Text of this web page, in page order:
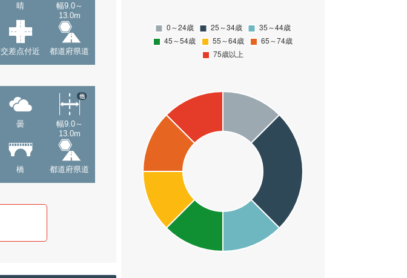
晴
幅9.0～
13.0m
交差点付近 都道府県道
曇
幅9.0～
13.0m
他
橋 都道府県道